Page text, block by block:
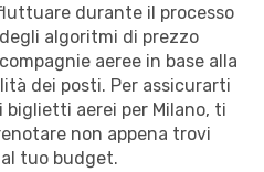
durante il processo
algoritmi di prezzo
aeree in base alla
dei posti. Per assicurarti
biglietti aerei per Milano, ti
non appena trovi
tuo budget.